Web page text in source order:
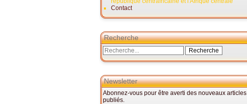
Contact
Recherche
Newsletter
Abonnez-vous pour être averti des nouveaux articles
publiés.